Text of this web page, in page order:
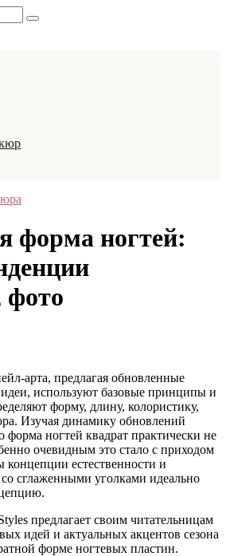
форма ногтей:
арта, предлагая обновленные
используют базовые принципы и
форму, длину, колористику,
Изучая динамику обновлений
форма ногтей квадрат практически не
очевидным это стало с приходом
естественности и
сглаженными уголками идеально
предлагает своим читательницам
идей и актуальных акцентов сезона
форме ногтевых пластин.